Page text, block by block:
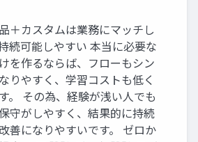
＋カスタムは業務にマッチし
続可能しやすい 本当に必要な
を作るならば、フローもシン
りやすく、学習コストも低く
。 その為、経験が浅い人でも
守がしやすく、結果的に持続
善になりやすいです。 ゼロか